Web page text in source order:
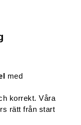
med
korrekt. Våra
rätt från start